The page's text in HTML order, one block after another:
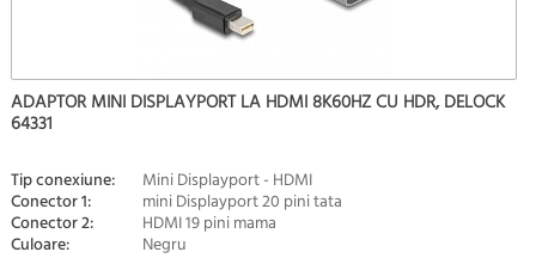
ADAPTOR MINI DISPLAYPORT LA HDMI 8K60HZ CU HDR, DELOCK
64331
Tip conexiune: Mini Displayport - HDMI
Conector 1: mini Displayport 20 pini tata
Conector 2: HDMI 19 pini mama
Culoare: Negru